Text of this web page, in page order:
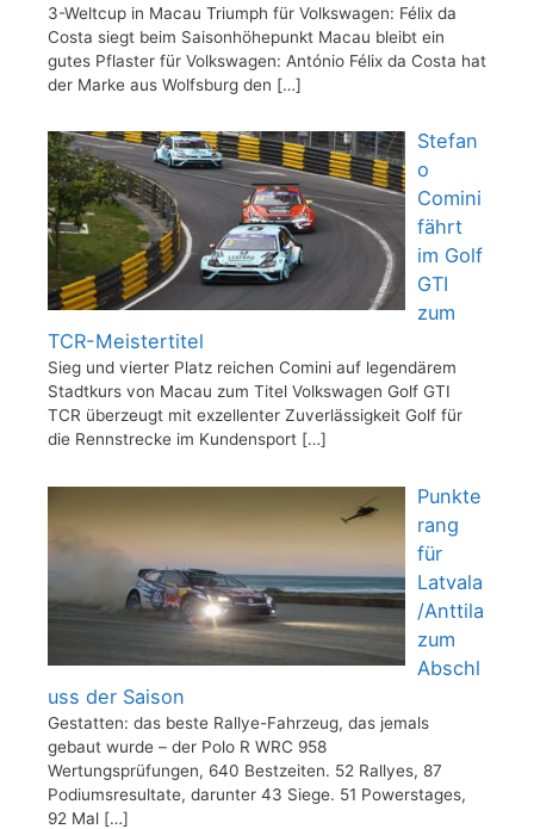
3-Weltcup in Macau Triumph für Volkswagen: Félix da
Costa siegt beim Saisonhöhepunkt Macau bleibt ein
gutes Pflaster für Volkswagen: António Félix da Costa hat
der Marke aus Wolfsburg den […]
Stefan
o
Comini
fährt
im Golf
GTI
zum
TCR-Meistertitel
Sieg und vierter Platz reichen Comini auf legendärem
Stadtkurs von Macau zum Titel Volkswagen Golf GTI
TCR überzeugt mit exzellenter Zuverlässigkeit Golf für
die Rennstrecke im Kundensport […]
Punkte
rang
für
Latvala
/Anttila
zum
Abschl
uss der Saison
Gestatten: das beste Rallye-Fahrzeug, das jemals
gebaut wurde – der Polo R WRC 958
Wertungsprüfungen, 640 Bestzeiten. 52 Rallyes, 87
Podiumsresultate, darunter 43 Siege. 51 Powerstages,
92 Mal […]